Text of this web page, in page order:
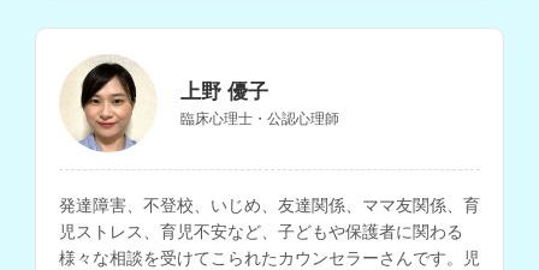
上野 優子
臨床心理士・公認心理師
発達障害、不登校、いじめ、友達関係、ママ友関係、育
児ストレス、育児不安など、子どもや保護者に関わる
様々な相談を受けてこられたカウンセラーさんです。児